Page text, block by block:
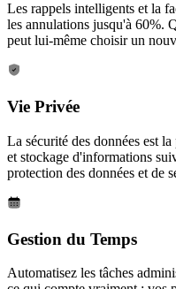
Les rappels intelligents et la
les annulations jusqu'à 60%.
peut lui-même choisir un
Vie Privée
La sécurité des données est
et stockage d'informations
protection des données et de
Gestion du Temps
Automatisez les tâches